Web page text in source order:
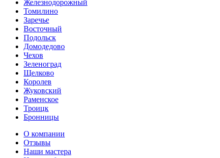
Железнодорожный
Томилино
Заречье
Восточный
Подольск
Домодедово
Чехов
Зеленоград
Щелково
Королев
Жуковский
Раменское
Троицк
Бронницы
О компании
Отзывы
Наши мастера